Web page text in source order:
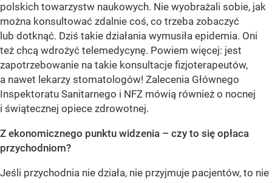
polskich towarzystw naukowych. Nie wyobrażali sobie, jak
można konsultować zdalnie coś, co trzeba zobaczyć
lub dotknąć. Dziś takie działania wymusiła epidemia. Oni
też chcą wdrożyć telemedycynę. Powiem więcej: jest
zapotrzebowanie na takie konsultacje fizjoterapeutów,
a nawet lekarzy stomatologów! Zalecenia Głównego
Inspektoratu Sanitarnego i NFZ mówią również o nocnej
i świątecznej opiece zdrowotnej.
Z ekonomicznego punktu widzenia – czy to się opłaca
przychodniom?
Jeśli przychodnia nie działa, nie przyjmuje pacjentów, to nie